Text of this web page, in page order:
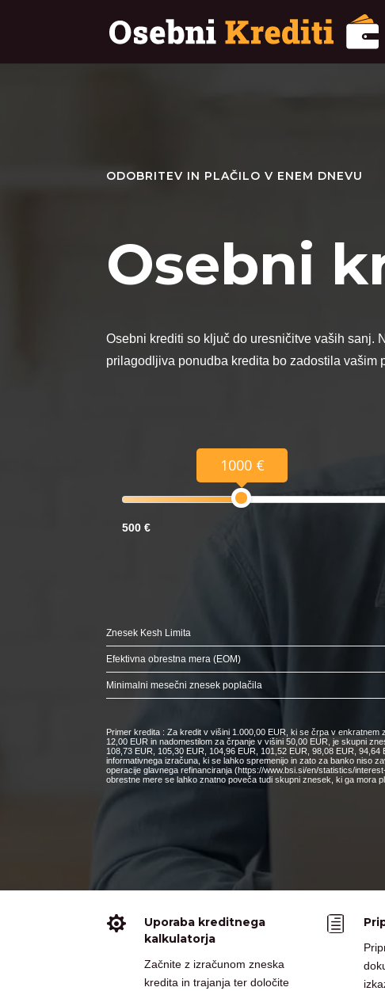
ODOBRITEV IN PLAČILO V ENEM DNEVU
Osebni
Osebni krediti so ključ do uresničitve vaših sanj.
prilagodljiva ponudba kredita bo zadostila vašim
1000 €
500 €
Znesek Kesh Limita
Efektivna obrestna mera (EOM)
Minimalni mesečni znesek poplačila
Primer kredita : Za kredit v višini 1.000,00 EUR, ki se črpa v
12,00 EUR in nadomestilom za črpanje v višini 50,00 EUR, je skupni
108,73 EUR, 105,30 EUR, 104,96 EUR, 101,52 EUR, 98,08 EUR,
informativnega izračuna, ki se lahko spremenijo in zato za banko niso
operacije glavnega refinanciranja (https://www.bsi.si/en/statistics/
obrestne mere se lahko znatno poveča tudi skupni znesek, ki ga mora

Uporaba kreditnega
kalkulatorja
Začnite z izračunom zneska
kredita in trajanja ter določite
h